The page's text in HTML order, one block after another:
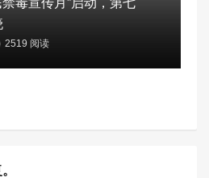
毒宣传月”启动，第七
2519 阅读